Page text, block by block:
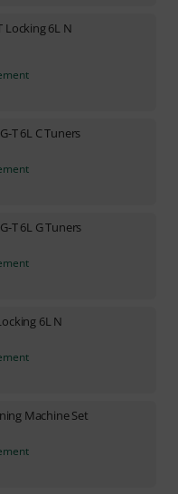
Locking 6L N
T 6L C Tuners
T 6L G Tuners
6L N
Machine Set